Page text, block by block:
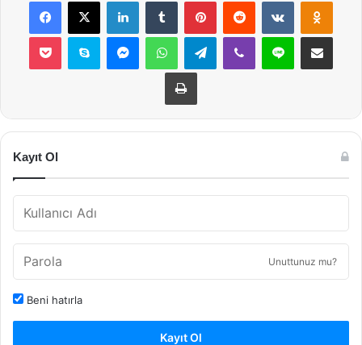
Pocket Skype MessengerWhatsAppTelegramViber Line E-Posta ile
Yazdır
Kayıt Ol
Unuttunuz mu?
Beni hatırla
Kayıt Ol